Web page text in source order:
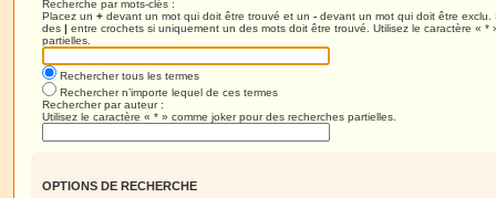
Recherche par mots-clés :
Placez un + devant un mot qui doit être trouvé et un - devant un mot qui doit être
des | entre crochets si uniquement un des mots doit être trouvé. Utilisez le caractère « *
partielles.
Rechercher tous les termes
Rechercher n’importe lequel de ces termes
Rechercher par auteur :
Utilisez le caractère « * » comme joker pour des recherches partielles.
OPTIONS DE RECHERCHE